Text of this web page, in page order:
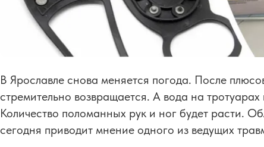
В Ярославле снова меняется погода. После
стремительно возвращается. А вода на
Количество поломанных рук и ног будет расти.
сегодня приводит мнение одного из ведущих